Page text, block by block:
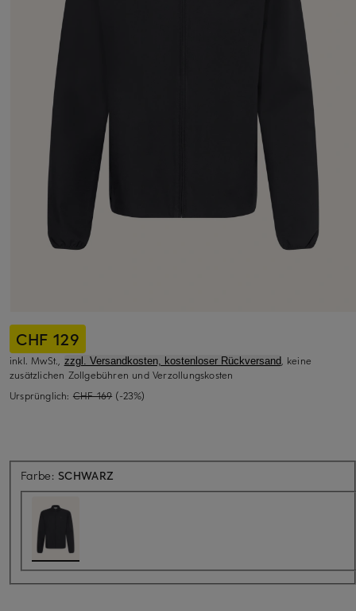
CHF 129
inkl. MwSt., zzgl. Versandkosten, kostenloser Rückversand, keine
zusätzlichen Zollgebühren und Verzollungskosten
Ursprünglich: CHF 169 (-23%)
Farbe: SCHWARZ